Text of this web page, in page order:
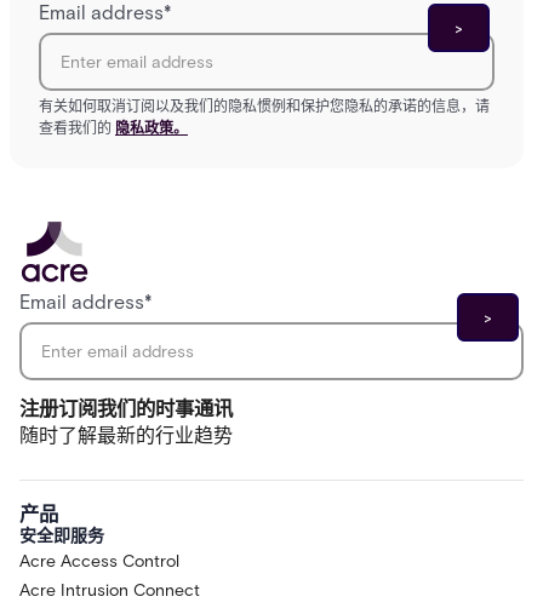
Email address*
有关如何取消订阅以及我们的隐私惯例和保护您隐私的承诺的信息，请
查看我们的 隐私政策。
注册订阅我们的时事通讯
随时了解最新的行业趋势
Email address*
产品
安全即服务
Acre Access Control
Acre Intrusion Connect